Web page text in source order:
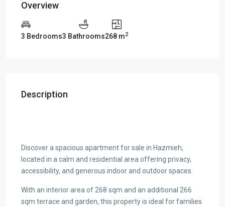
Overview
3 Bedrooms3 Bathrooms268 m2
Description
Discover a spacious apartment for sale in Hazmieh,
located in a calm and residential area offering privacy,
accessibility, and generous indoor and outdoor spaces.
With an interior area of 268 sqm and an additional 266
sqm terrace and garden, this property is ideal for families